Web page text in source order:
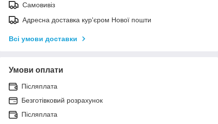
Самовивіз
Адресна доставка кур'єром Нової пошти
Всі умови доставки
Умови оплати
Післяплата
Безготівковий розрахунок
Післяплата